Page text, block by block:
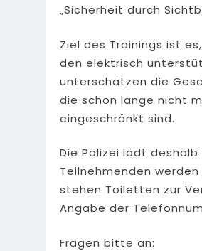
„Sicherheit durch
Ziel des Trainings ist
den elektrisch
unterschätzen die
die schon lange nicht
eingeschränkt sind.
Die Polizei lädt
Teilnehmenden
stehen Toiletten zur
Angabe der
Fragen bitte an: